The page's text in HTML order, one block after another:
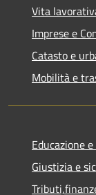
Vita
Imprese e
Catasto e
Mobilità e
Educazione
Giustizia e